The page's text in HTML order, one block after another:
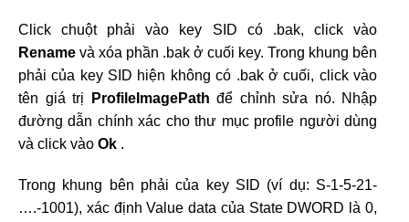
Click chuột phải vào key SID có .bak, click vào
Rename và xóa phần .bak ở cuối key. Trong khung bên
phải của key SID hiện không có .bak ở cuối, click vào
tên giá trị
ProfileImagePath để chỉnh sửa nó. Nhập
đường dẫn chính xác cho thư mục profile người dùng
và click vào Ok .
Trong khung bên phải của key SID (ví dụ: S-1-5-21-
….-1001), xác định Value data của State DWORD là 0,